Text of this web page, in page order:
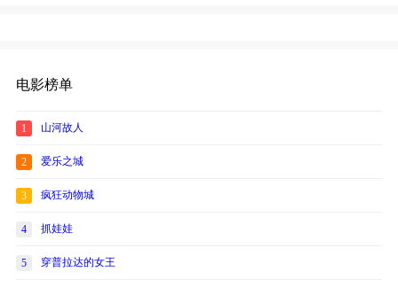
电影榜单
1 山河故人
2 爱乐之城
3 疯狂动物城
4 抓娃娃
5 穿普拉达的女王